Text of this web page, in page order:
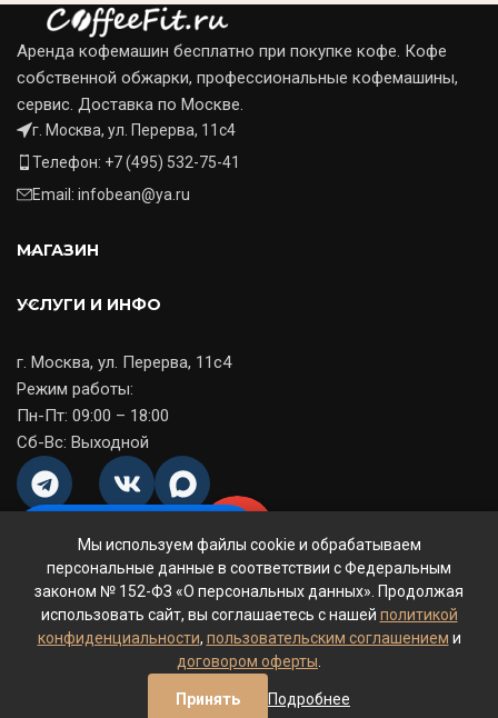
Аренда кофемашин бесплатно при покупке кофе. Кофе
собственной обжарки, профессиональные кофемашины,
сервис. Доставка по Москве.
г. Москва, ул. Перерва, 11с4
Телефон: +7 (495) 532-75-41
Email: infobean@ya.ru
МАГАЗИН
УСЛУГИ И ИНФО
г. Москва, ул. Перерва, 11с4
Режим работы:
Пн-Пт: 09:00 – 18:00
Сб-Вс: Выходной
© 2014-2026CoffeeFit— ООО «МСКкофе». Все права
защищены.
ООО «МСКкофе»— ИНН 7723793643 / КПП 772301001 — ОГРН
1117746240391
Политика конфиденциальности
Пользовательское соглашение
Мы используем файлы cookie и обрабатываем
персональные данные в соответствии с Федеральным
законом № 152-ФЗ «О персональных данных». Продолжая
использовать сайт, вы соглашаетесь с нашей политикой
конфиденциальности, пользовательским соглашением и
договором оферты
Принять Подробнее
Оставить заявку